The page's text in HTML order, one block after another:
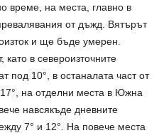
време, на места, главно в
от дъжд. Вятърът
и ще бъде умерен.
в североизточните
под 10°, в останалата част от
на отделни места в Южна
навсякъде дневните
7° и 12°. На повече места